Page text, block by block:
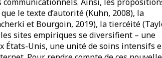
le texte d’autorité (Kuhn, 2008), la
et Bourgoin, 2019), la tiercéité
sites empiriques se diversifient – une
États-Unis, une unité de soins intensifs